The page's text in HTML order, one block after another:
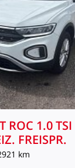
T ROC 1.0TSI
FREISPR.
km